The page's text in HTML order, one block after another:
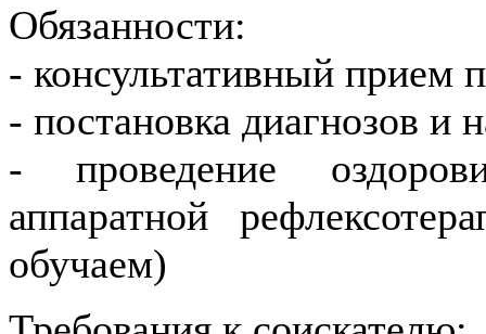
Обязанности:
- консультативный прием
- постановка диагнозов и
- проведение
аппаратной
обучаем)